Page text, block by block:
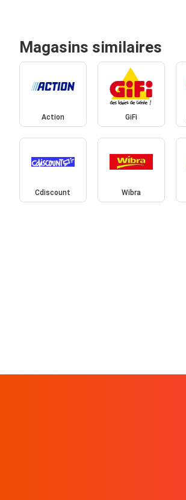
Magasins similaires
Action GiFi
Cdiscount Wibra